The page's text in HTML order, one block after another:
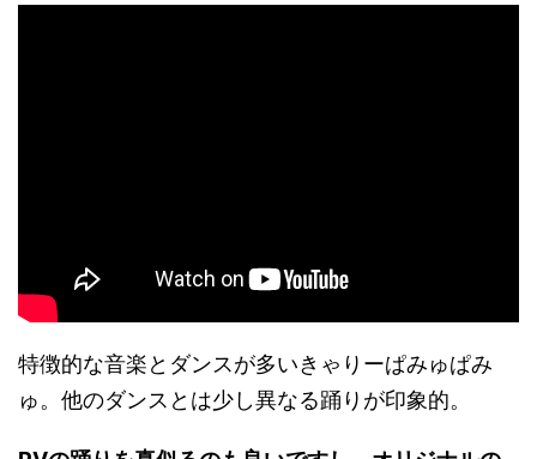
特徴的な音楽とダンスが多いきゃりーぱみゅぱみ
ゅ。他のダンスとは少し異なる踊りが印象的。